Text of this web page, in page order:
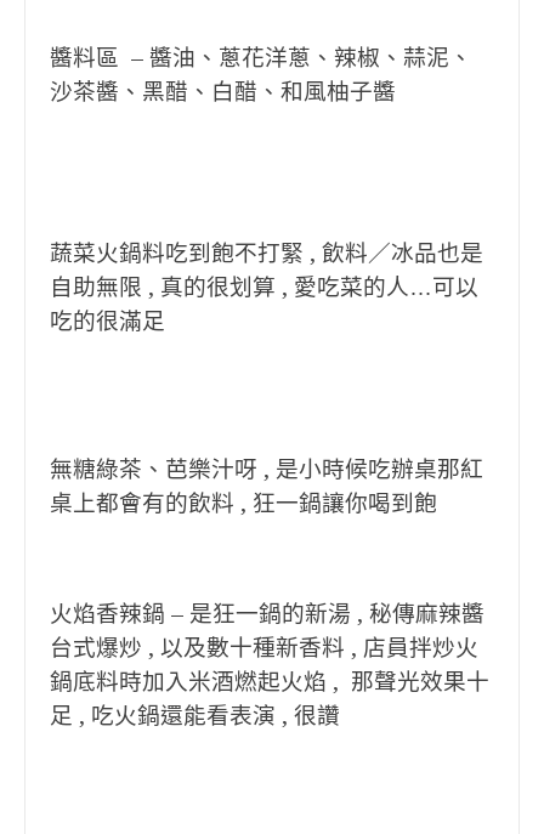
醬料區 – 醬油、蔥花洋蔥、辣椒、蒜泥、
沙茶醬、黑醋、白醋、和風柚子醬
蔬菜火鍋料吃到飽不打緊 , 飲料／冰品也是
自助無限 , 真的很划算 , 愛吃菜的人…可以
吃的很滿足
無糖綠茶、芭樂汁呀 , 是小時候吃辦桌那紅
桌上都會有的飲料 , 狂一鍋讓你喝到飽
火焰香辣鍋 – 是狂一鍋的新湯 , 秘傳麻辣醬
台式爆炒 , 以及數十種新香料 , 店員拌炒火
鍋底料時加入米酒燃起火焰 , 那聲光效果十
足 , 吃火鍋還能看表演 , 很讚